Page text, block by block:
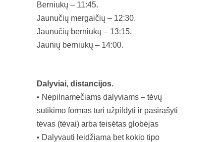
Berniukų – 11:45.
Jaunučių mergaičių – 12:30.
Jaunučių berniukų – 13:15.
Jaunių berniukų – 14:00.
Dalyviai, distancijos.
• Nepilnamečiams dalyviams – tėvų
sutikimo formas turi užpildyti ir pasirašyti
tėvas (tėvai) arba teisėtas globėjas
• Dalyvauti leidžiama bet kokio tipo